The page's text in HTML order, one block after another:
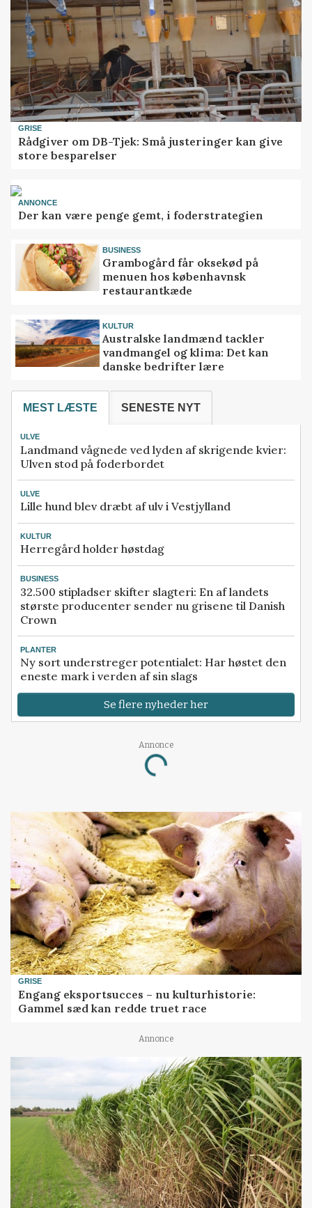
GRISE
Rådgiver om DB-Tjek: Små justeringer kan give
store besparelser
ANNONCE
Der kan være penge gemt, i foderstrategien
BUSINESS
Grambogård får oksekød på
menuen hos københavnsk
restaurantkæde
KULTUR
Australske landmænd tackler
vandmangel og klima: Det kan
danske bedrifter lære
MEST LÆSTE SENESTE NYT
ULVE
Landmand vågnede ved lyden af skrigende kvier:
Ulven stod på foderbordet
ULVE
Lille hund blev dræbt af ulv i Vestjylland
KULTUR
Herregård holder høstdag
BUSINESS
32.500 stipladser skifter slagteri: En af landets
største producenter sender nu grisene til Danish
Crown
PLANTER
Ny sort understreger potentialet: Har høstet den
eneste mark i verden af sin slags
Se flere nyheder her
Annonce
Loading...
GRISE
Engang eksportsucces – nu kulturhistorie:
Gammel sæd kan redde truet race
Annonce